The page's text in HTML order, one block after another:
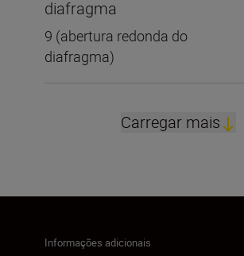
diafragma
9 (abertura redonda do
diafragma)
Carregar mais
Informações adicionais